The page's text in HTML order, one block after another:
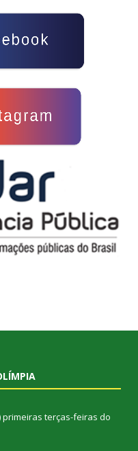
primeiras terças-feiras do